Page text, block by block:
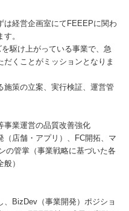
は経営企画室にてFEEEPに関わ
。
駆け上がっている事業で、急
くことがミッションとなりま
施策の立案、実行検証、運営管
事業運営の品質改善強化
（店舗・アプリ）、FC開拓、マ
の管掌（事業戦略に基づいた各
）
BizDev（事業開発）ポジショ